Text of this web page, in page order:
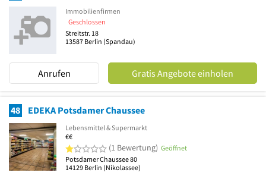
Immobilienfirmen
Geschlossen
Streitstr. 18
13587 Berlin (Spandau)
Anrufen Gratis Angebote einholen
48 EDEKA Potsdamer Chaussee
Lebensmittel & Supermarkt
€€
1 von 5 Sternen
(1 Bewertung) Geöffnet
Potsdamer Chaussee 80
14129 Berlin (Nikolassee)